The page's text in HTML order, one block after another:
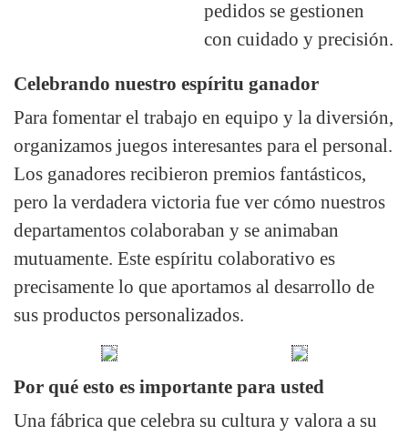
pedidos se gestionen
con cuidado y precisión.
Celebrando nuestro espíritu ganador
Para fomentar el trabajo en equipo y la diversión,
organizamos juegos interesantes para el personal.
Los ganadores recibieron premios fantásticos,
pero la verdadera victoria fue ver cómo nuestros
departamentos colaboraban y se animaban
mutuamente. Este espíritu colaborativo es
precisamente lo que aportamos al desarrollo de
sus productos personalizados.
Por qué esto es importante para usted
Una fábrica que celebra su cultura y valora a su